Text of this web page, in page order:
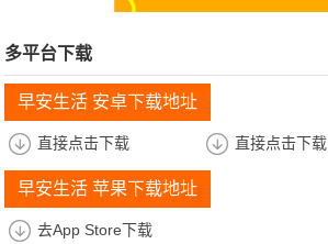
多平台下载
早安生活 安卓下载地址
直接点击下载 直接点击下载
早安生活 苹果下载地址
去App Store下载